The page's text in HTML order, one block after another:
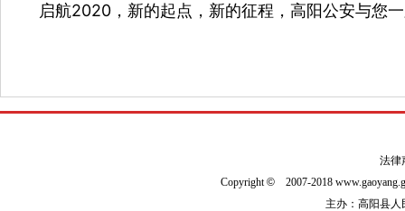
启航2020，新的起点，新的征程，高阳公安与您
法律
Copyright© 2007-2018
主办：高阳县人